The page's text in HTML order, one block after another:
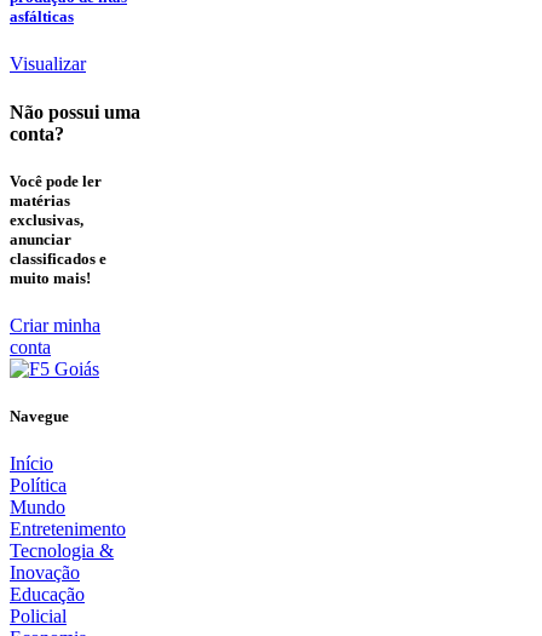
asfálticas
Visualizar
Não possui uma
conta?
Você pode ler
matérias
exclusivas,
anunciar
classificados e
muito mais!
Criar minha
conta
Navegue
Início
Política
Mundo
Entretenimento
Tecnologia &
Inovação
Educação
Policial